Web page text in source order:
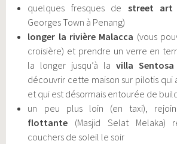
quelques fresques de street art
Georges Town à Penang)
longer la rivière Malacca (vous
croisière) et prendre un verre en
la longer jusqu’à la villa
découvrir cette maison sur pilotis qui
et qui est désormais entourée de
un peu plus loin (en taxi),
flottante (Masjid Selat Melaka)
couchers de soleil le soir